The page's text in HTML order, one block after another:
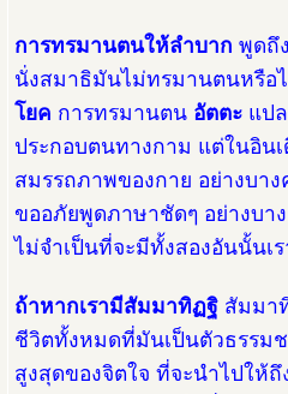
การทรมานตนให้ลำบาก พูดถึ
นั่งสมาธิมันไม่ทรมานตนหรือ
โยค การทรมานตน อัตตะ แป
ประกอบตนทางกาม แต่ในอิน
สมรรถภาพของกาย อย่างบา
ขออภัยพูดภาษาชัดๆ อย่างบา
ไม่จำเป็นที่จะมีทั้งสองอันนั้นเ
ถ้าหากเรามีสัมมาทิฏฐิ สัมมา
ชีวิตทั้งหมดที่มันเป็นตัวธรรม
สูงสุดของจิตใจ ที่จะนำไปให้